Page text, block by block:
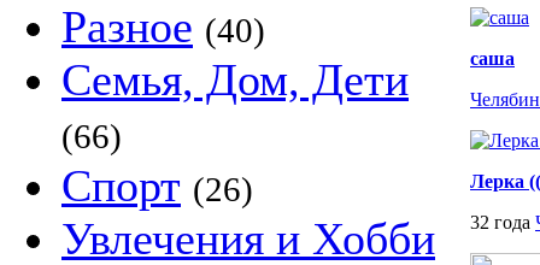
Разное (40)
Семья, Дом, Дети
(66)
Спорт (26)
Увлечения и Хобби
саша
Лерка
32 года